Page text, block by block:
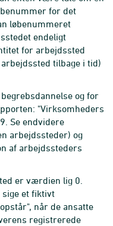
for det
løbenummeret
endeligt
for arbejdssted
tilbage i tid)
og for
"Virksomheders
Se endvidere
arbejdssteder) og
af arbejdssteders
er værdien lig 0.
sige et fiktivt
når de ansatte
registrerede